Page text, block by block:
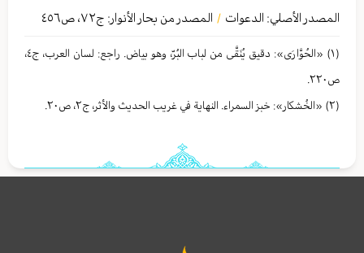
المصدر الأصلي: الدعوات / المصدر من بحار الأنوار: ج٧٢، ص٤٥٦
(١) «الحُوَّارَى»: دقيق يُنَقَّى من لباب البُرّ، وهو بیاض. راجع: لسان العرب، ج٤،
ص٢٢۰.
(٢) «الخُشكار»: خبز السمراء. النهاية في غريب الحديث والأثر، ج٢، ص٢۰.